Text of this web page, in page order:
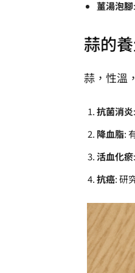
薑湯泡腳
蒜的
蒜，性溫
抗菌消炎
降血脂:
活血化瘀
抗癌: 研